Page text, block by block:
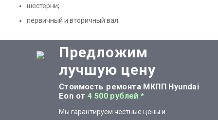
шестерни;
первичный и вторичный вал.
Предложим
лучшую цену
Стоимость ремонта МКПП Hyundai
Eon от 4 500 рублей *
Мы гарантируем честные цены и